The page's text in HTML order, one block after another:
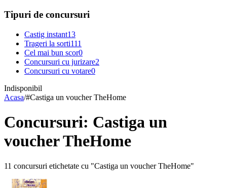
Tipuri de concursuri
Castig instant13
Trageri la sorti111
Cel mai bun scor0
Concursuri cu jurizare2
Concursuri cu votare0
Indisponibil
Acasa/#Castiga un voucher TheHome
Concursuri: Castiga un
voucher TheHome
11 concursuri etichetate cu "Castiga un voucher TheHome"